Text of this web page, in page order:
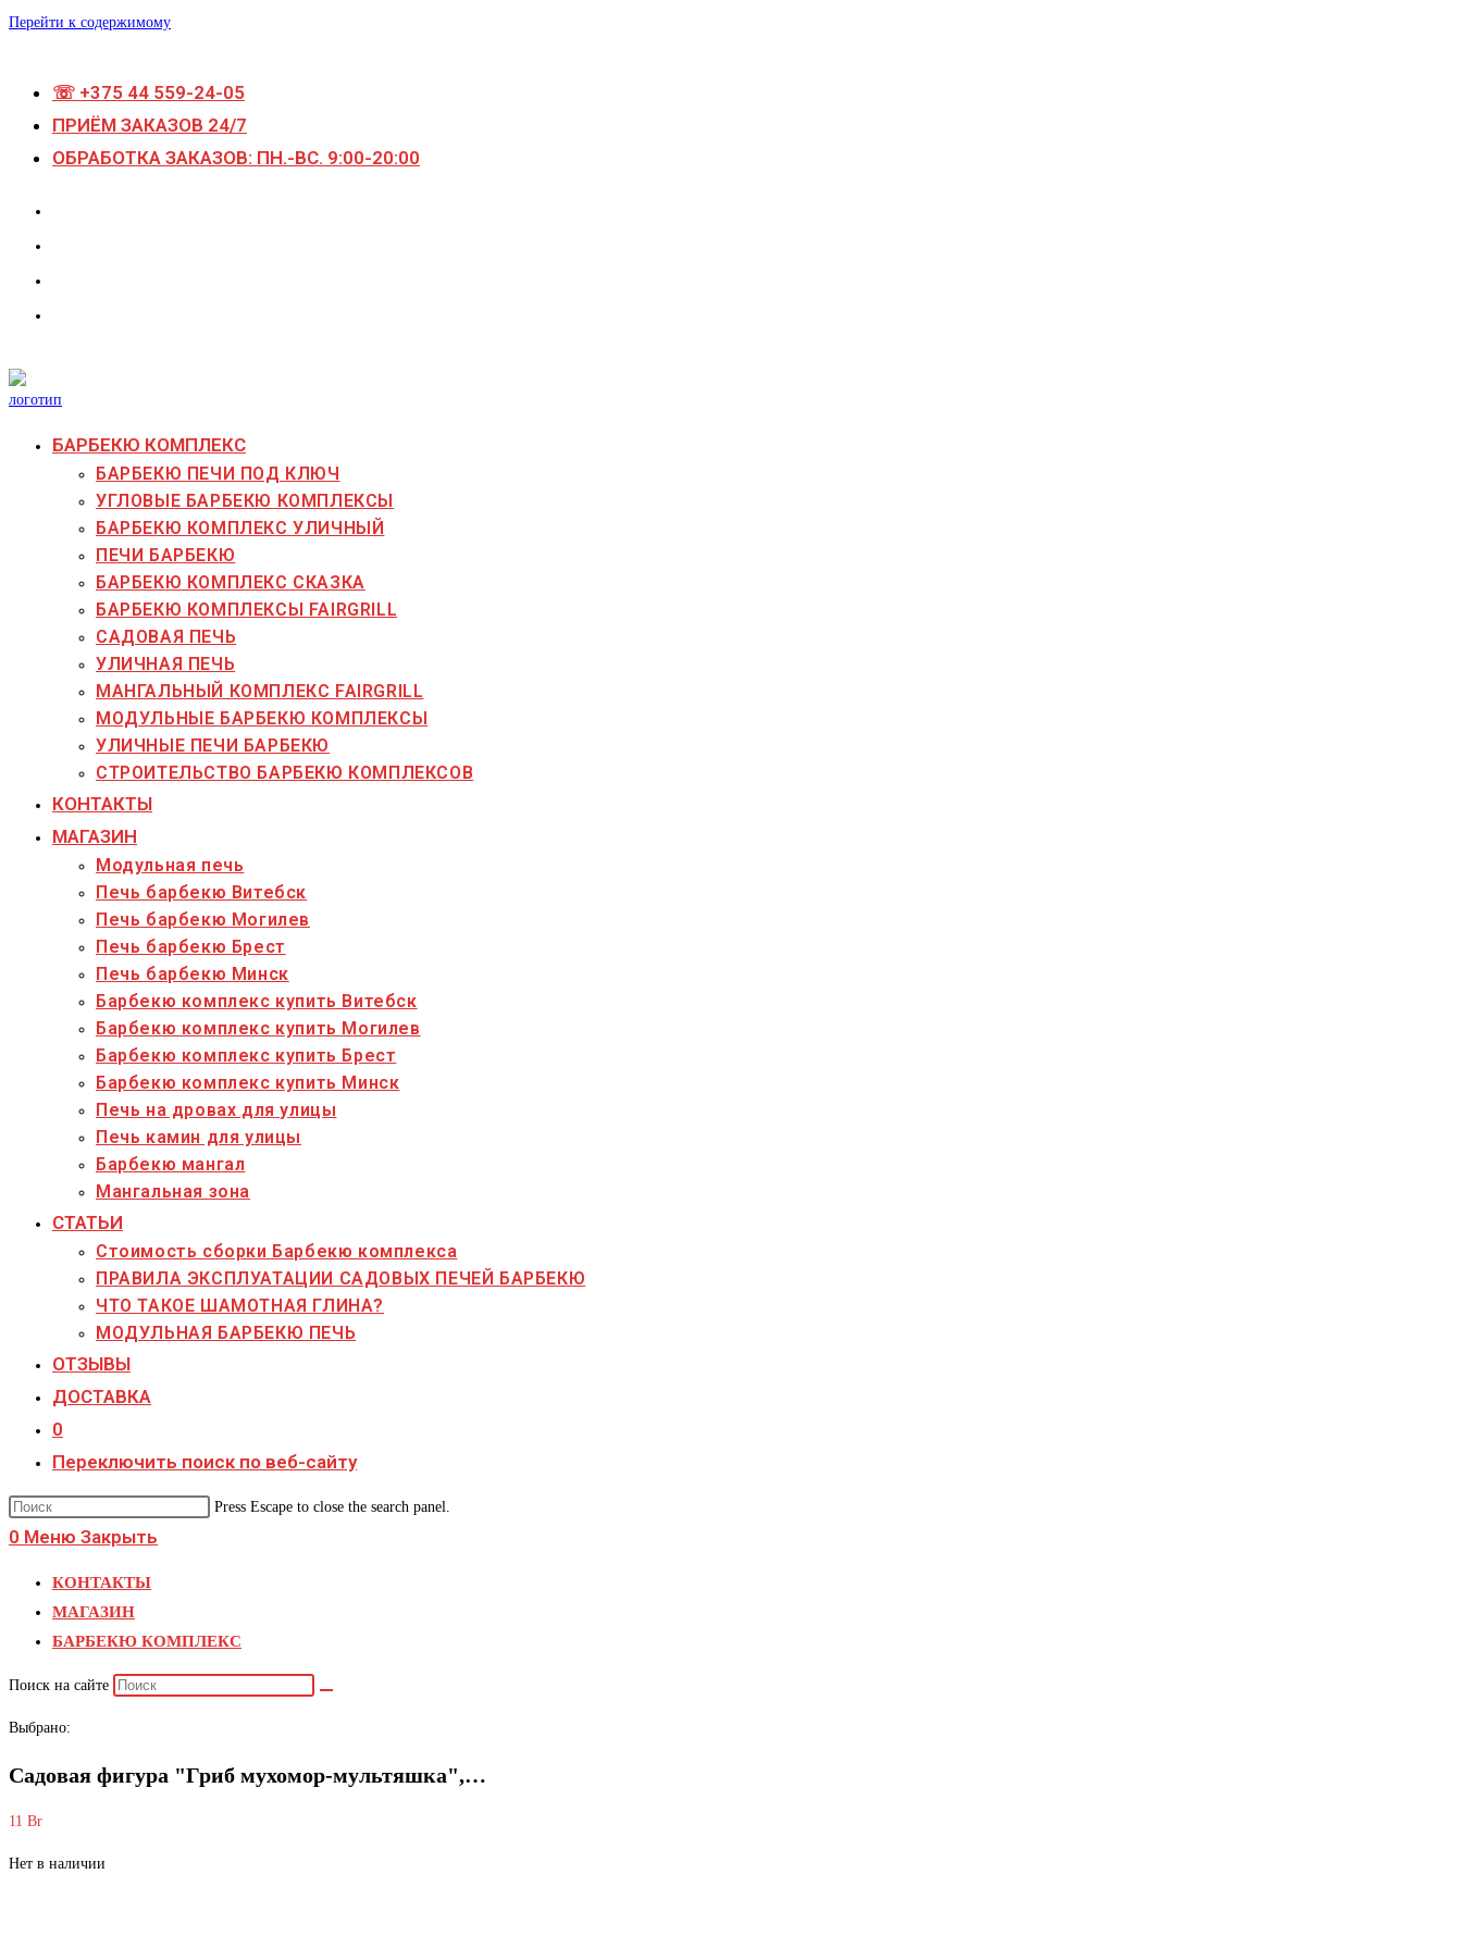
Перейти к содержимому
☏ +375 44 559-24-05
ПРИЁМ ЗАКАЗОВ 24/7
ОБРАБОТКА ЗАКАЗОВ: ПН.-ВС. 9:00-20:00
БАРБЕКЮ КОМПЛЕКС
БАРБЕКЮ ПЕЧИ ПОД КЛЮЧ
УГЛОВЫЕ БАРБЕКЮ КОМПЛЕКСЫ
БАРБЕКЮ КОМПЛЕКС УЛИЧНЫЙ
ПЕЧИ БАРБЕКЮ
БАРБЕКЮ КОМПЛЕКС СКАЗКА
БАРБЕКЮ КОМПЛЕКСЫ FAIRGRILL
САДОВАЯ ПЕЧЬ
УЛИЧНАЯ ПЕЧЬ
МАНГАЛЬНЫЙ КОМПЛЕКС FAIRGRILL
МОДУЛЬНЫЕ БАРБЕКЮ КОМПЛЕКСЫ
УЛИЧНЫЕ ПЕЧИ БАРБЕКЮ
СТРОИТЕЛЬСТВО БАРБЕКЮ КОМПЛЕКСОВ
КОНТАКТЫ
МАГАЗИН
Модульная печь
Печь барбекю Витебск
Печь барбекю Могилев
Печь барбекю Брест
Печь барбекю Минск
Барбекю комплекс купить Витебск
Барбекю комплекс купить Могилев
Барбекю комплекс купить Брест
Барбекю комплекс купить Минск
Печь на дровах для улицы
Печь камин для улицы
Барбекю мангал
Мангальная зона
СТАТЬИ
Стоимость сборки Барбекю комплекса
ПРАВИЛА ЭКСПЛУАТАЦИИ САДОВЫХ ПЕЧЕЙ БАРБЕКЮ
ЧТО ТАКОЕ ШАМОТНАЯ ГЛИНА?
МОДУЛЬНАЯ БАРБЕКЮ ПЕЧЬ
ОТЗЫВЫ
ДОСТАВКА
0
Переключить поиск по веб-сайту
Press Escape to close the search panel.
0 Меню Закрыть
КОНТАКТЫ
МАГАЗИН
БАРБЕКЮ КОМПЛЕКС
Поиск на сайте
Выбрано:
Садовая фигура "Гриб мухомор-мультяшка",…
11 Br
Нет в наличии